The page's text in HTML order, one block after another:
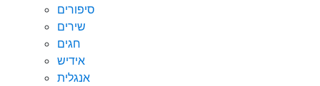
סיפורים
שירים
חגים
אידיש
אנגלית